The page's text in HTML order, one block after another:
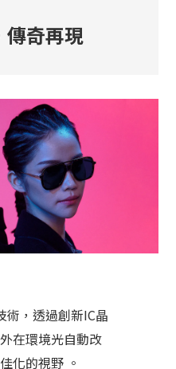
傳奇再現
術，透過創新IC晶
在環境光自動改
化的視野 。